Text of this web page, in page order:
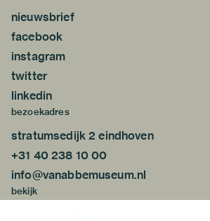
nieuwsbrief
facebook
instagram
twitter
linkedin
bezoekadres
stratumsedijk 2 eindhoven
+31 40 238 10 00
info@vanabbemuseum.nl
bekijk